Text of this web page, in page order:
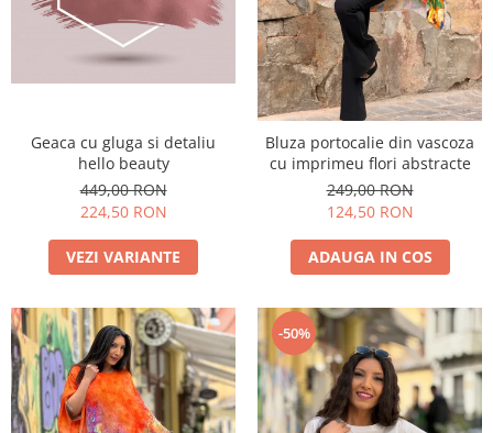
Costume de baie
Geaca cu gluga si detaliu
hello beauty
449,00 RON
224,50 RON
VEZI VARIANTE
Bluza portocalie din vascoza
cu imprimeu flori abstracte
249,00 RON
124,50 RON
ADAUGA IN COS
-50%